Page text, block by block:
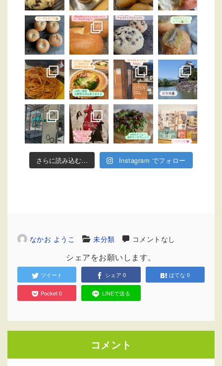
さらに読み込む… Instagram でフォロー
なかお ようこ 未分類 コメントなし
シェアをお願いします。
ツイート シェア 0 はてな 0
Pocket0 LINEで送る
コメント